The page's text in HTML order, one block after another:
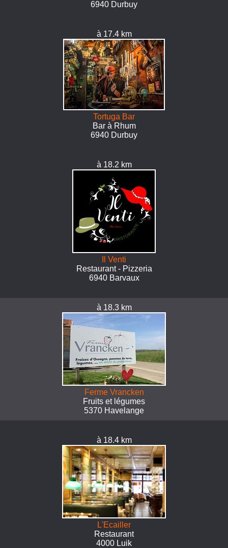
6940 Durbuy
à 17.4 km
Tortuga Bar
Bar à Rhum
6940 Durbuy
à 18.2 km
Il Venti
Restaurant - Pizzeria
6940 Barvaux
à 18.3 km
Ferme Vrancken
Fruits et légumes
5370 Havelange
à 18.4 km
L'Ecailler
Restaurant
4000 Luik